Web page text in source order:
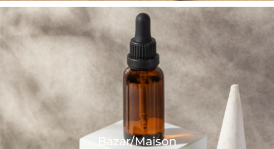
Bazar/Maison